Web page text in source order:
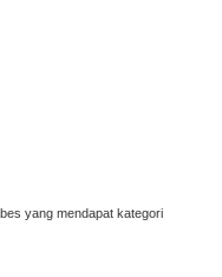
yang mendapat kategori